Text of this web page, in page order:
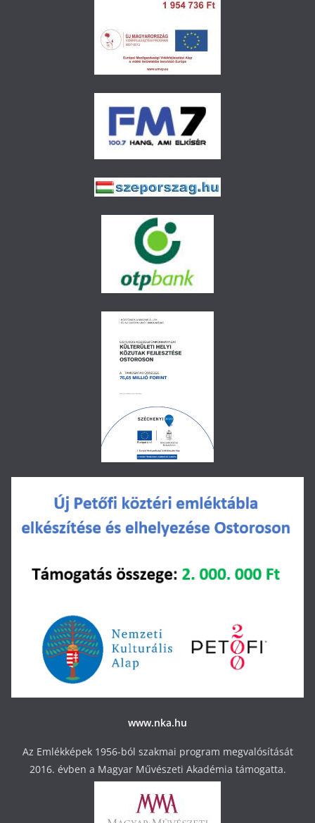
www.nka.hu
Az Emlékképek 1956-ból szakmai program megvalósítását
2016. évben a Magyar Művészeti Akadémia támogatta.